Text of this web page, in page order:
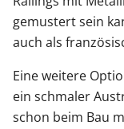
gemustert sein
auch als
Eine weitere
ein schmaler
schon beim Bau